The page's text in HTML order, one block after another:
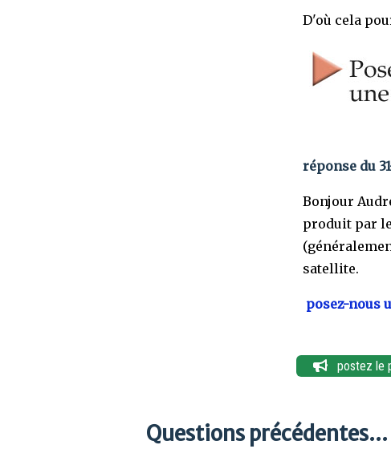
D'où cela
réponse du
Bonjour
produit par
satellite.
posez-nous
postez le
Questions précédentes...